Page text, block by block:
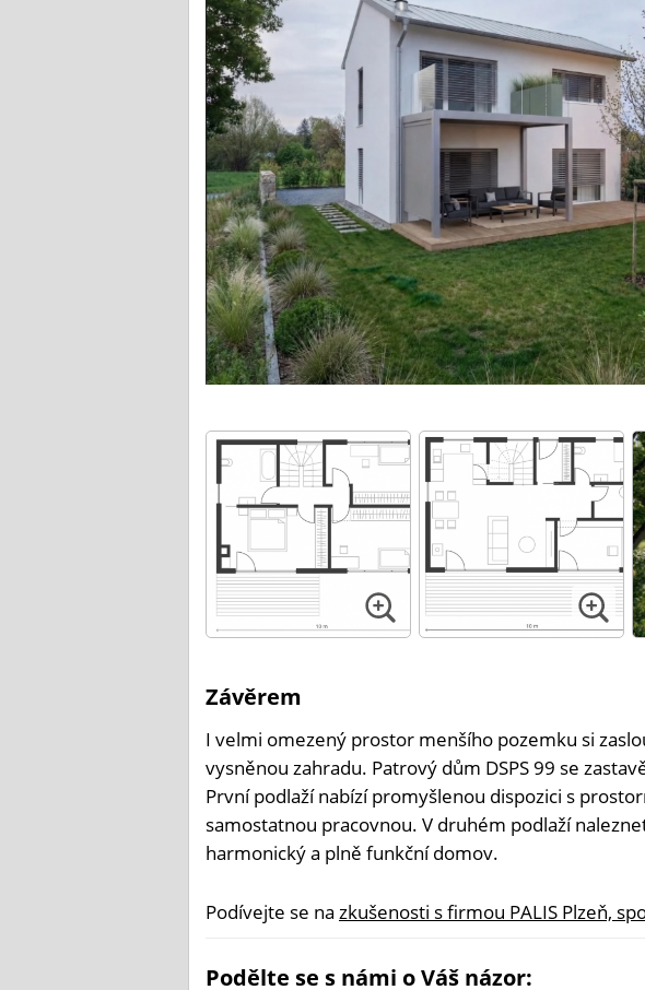
Závěrem
I velmi omezený prostor menšího pozemku si
vysněnou zahradu. Patrový dům DSPS 99 se
První podlaží nabízí promyšlenou dispozici s
samostatnou pracovnou. V druhém podlaží
harmonický a plně funkční domov.
Podívejte se na zkušenosti s firmou PALIS Plzeň,
Podělte se s námi o Váš názor: